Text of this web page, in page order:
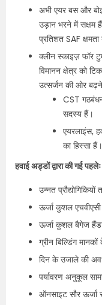
अभी एयर बस और
उड़ान भरने में सक्षम
प्रतिशत SAF
क्लीन स्काइज़ फॉर
विमानन क्षेत्र को
उत्सर्जन की ओर
CST
सदस्य हैं।
एयरलाइंस,
का हिस्सा हैं।
हवाई अड्डों द्वारा की गई पहलेः
उन्नत
ऊर्जा कुशल
ऊर्जा कुशल बैगेज
ग्रीन बिल्डिंग
दिन के उजाले की
पर्यावरण अनुकूल
ऑनसाइट सौर ऊर्जा